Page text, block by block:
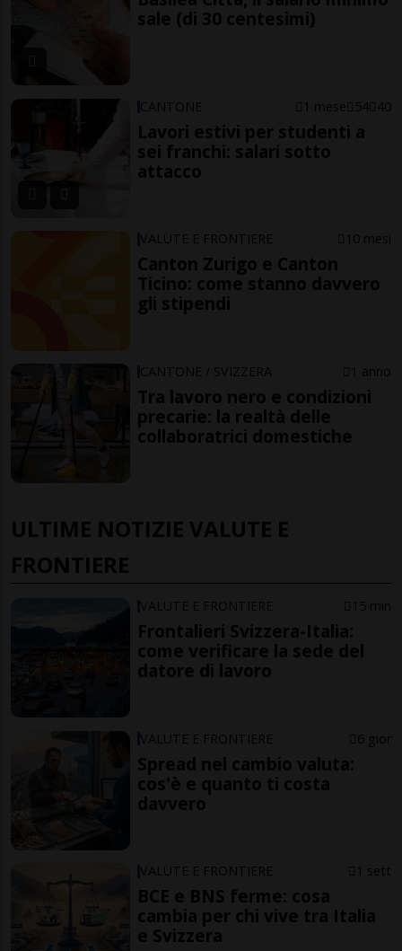
sale (di 30 centesimi)
CANTONE 1 mese 54 40
Lavori estivi per studenti a
sei franchi: salari sotto
attacco
VALUTE E FRONTIERE 10 mesi
Canton Zurigo e Canton
Ticino: come stanno davvero
gli stipendi
CANTONE / SVIZZERA 1 anno
Tra lavoro nero e condizioni
precarie: la realtà delle
collaboratrici domestiche
ULTIME NOTIZIE VALUTE E
FRONTIERE
VALUTE E FRONTIERE 15 min
Frontalieri Svizzera-Italia:
come verificare la sede del
datore di lavoro
VALUTE E FRONTIERE 6 gior
Spread nel cambio valuta:
cos'è e quanto ti costa
davvero
VALUTE E FRONTIERE 1 sett
BCE e BNS ferme: cosa
cambia per chi vive tra Italia
e Svizzera